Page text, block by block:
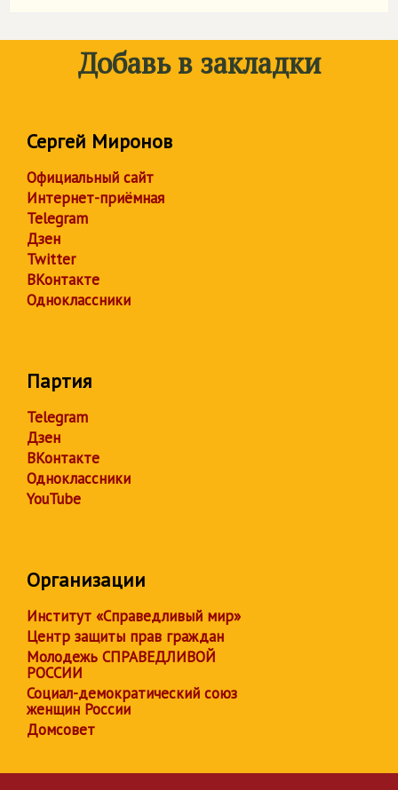
Добавь в закладки
Сергей Миронов
Официальный сайт
Интернет-приёмная
Telegram
Дзен
Twitter
ВКонтакте
Одноклассники
Партия
Telegram
Дзен
ВКонтакте
Одноклассники
YouTube
Организации
Институт «Справедливый мир»
Центр защиты прав граждан
Молодежь СПРАВЕДЛИВОЙ
РОССИИ
Социал-демократический союз
женщин России
Домсовет